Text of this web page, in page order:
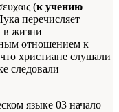
(к учению
перечисляет
в жизни
отношением к
христиане слушали
следовали
языке 03 начало